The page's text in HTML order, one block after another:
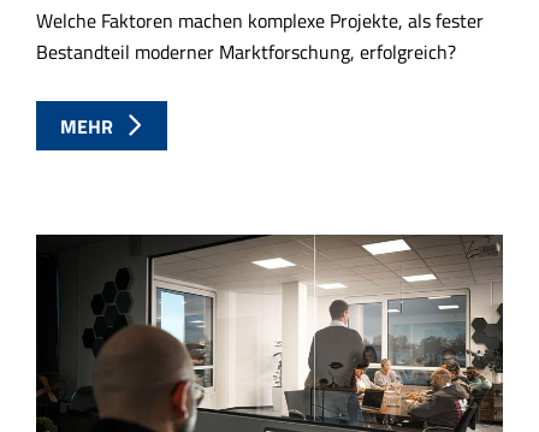
Welche Faktoren machen komplexe Projekte, als fester
Bestandteil moderner Marktforschung, erfolgreich?
MEHR